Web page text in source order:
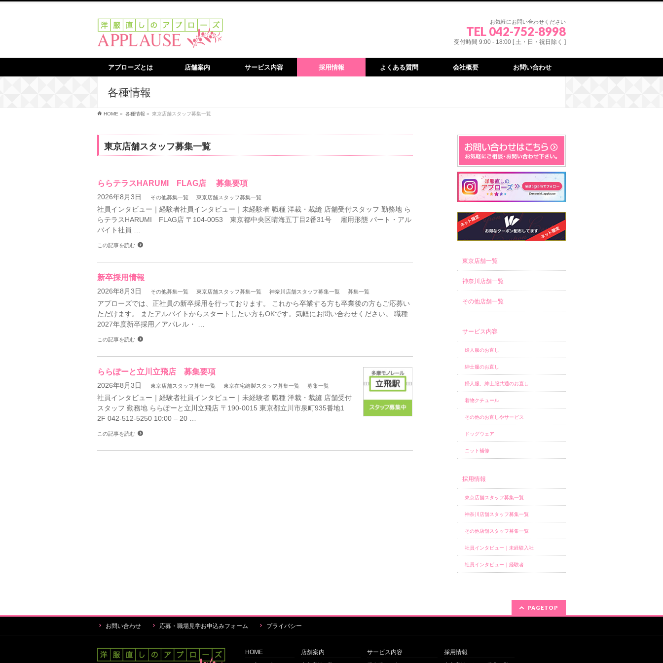
お気軽にお問い合わせください
TEL 042-752-8998
受付時間 9:00 - 18:00 [ 土・日・祝日除く ]
アプローズとは 店舗案内 サービス内容 採用情報 よくある質問 会社概要 お問い合わせ
各種情報
HOME » 各種情報 » 東京店舗スタッフ募集一覧
東京店舗スタッフ募集一覧
ららテラスHARUMI FLAG店 募集要項
2026年8月3日 その他募集一覧 東京店舗スタッフ募集一覧
社員インタビュー｜経験者社員インタビュー｜未経験者 職種 洋裁・裁縫 店舗受付スタッフ 勤務地 ら
らテラスHARUMI FLAG店 〒104-0053 東京都中央区晴海五丁⽬2番31号 雇用形態 パート・アル
バイト社員 …
この記事を読む
新卒採用情報
2026年8月3日 その他募集一覧 東京店舗スタッフ募集一覧 神奈川店舗スタッフ募集一覧 募集一覧
アプローズでは、正社員の新卒採用を行っております。 これから卒業する方も卒業後の方もご応募い
ただけます。 またアルバイトからスタートしたい方もOKです。気軽にお問い合わせください。 職種
2027年度新卒採用／アパレル・ …
この記事を読む
ららぽーと立川立飛店 募集要項
2026年8月3日 東京店舗スタッフ募集一覧 東京在宅縫製スタッフ募集一覧 募集一覧
社員インタビュー｜経験者社員インタビュー｜未経験者 職種 洋裁・裁縫 店舗受付
スタッフ 勤務地 ららぽーと立川立飛店 〒190-0015 東京都立川市泉町935番地1
2F 042-512-5250 10:00 – 20 …
この記事を読む
東京店舗一覧
神奈川店舗一覧
その他店舗一覧
サービス内容
婦人服のお直し
紳士服のお直し
婦人服、紳士服共通のお直し
着物クチュール
その他のお直しやサービス
ドッグウェア
ニット補修
採用情報
東京店舗スタッフ募集一覧
神奈川店舗スタッフ募集一覧
その他店舗スタッフ募集一覧
社員インタビュー｜未経験入社
社員インタビュー｜経験者
PAGETOP
お問い合わせ 応募・職場見学お申込みフォーム プライバシー
HOME 店舗案内 サービス内容 採用情報